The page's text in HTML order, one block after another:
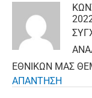
ΕΘΝΙΚΩΝ ΜΑΣ
ΑΠΑΝΤΗΣΗ